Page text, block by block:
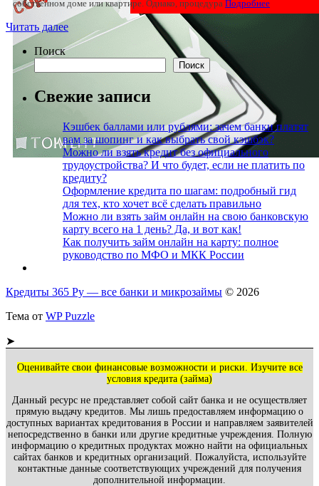
собственном доме или квартире. Однако, процедура Подробнее
Читать далее
Поиск
Поиск
Свежие записи
Кэшбек баллами или рублями: зачем банки платят
вам за шопинг и как выбрать свой кэшбэк?
Можно ли взять кредит без официального
трудоустройства? И что будет, если не платить по
кредиту?
Оформление кредита по шагам: подробный гид
для тех, кто хочет всё сделать правильно
Можно ли взять займ онлайн на свою банковскую
карту всего на 1 день? Да, и вот как!
Как получить займ онлайн на карту: полное
руководство по МФО и МКК России
Кредиты 365 Ру — все банки и микрозаймы © 2026
Тема от WP Puzzle
➤
Оценивайте свои финансовые возможности и риски. Изучите все
условия кредита (займа)
Данный ресурс не представляет собой сайт банка и не осуществляет
прямую выдачу кредитов. Мы лишь предоставляем информацию о
доступных вариантах кредитования в России и направляем заявителей
непосредственно в банки или другие кредитные учреждения. Полную
информацию о кредитных продуктах можно найти на официальных
сайтах банков и кредитных организаций. Пожалуйста, используйте
контактные данные соответствующих учреждений для получения
дополнительной информации.